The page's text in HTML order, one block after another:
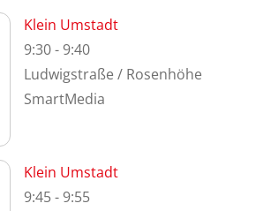
Klein Umstadt
9:30- 9:40
Ludwigstraße / Rosenhöhe
SmartMedia
Klein Umstadt
9:45- 9:55